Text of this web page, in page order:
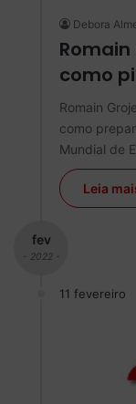
Debora
como
Romain
como
Mundial de
Leia
fev
- 2022 -
11 fevereiro